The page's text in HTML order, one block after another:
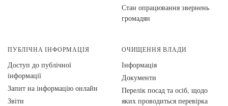
Стан опрацювання звернень
громадян
ПУБЛІЧНА ІНФОРМАЦІЯ
Доступ до публічної
інформації
Запит на інформацію онлайн
Звіти
ОЧИЩЕННЯ ВЛАДИ
Інформація
Документи
Перелік посад та осіб, щодо
яких проводиться перевірка